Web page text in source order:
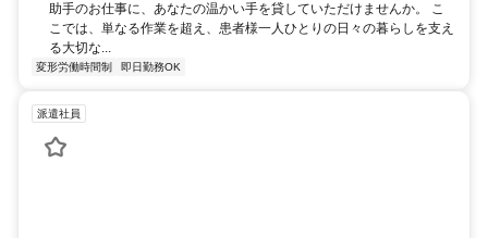
助手のお仕事に、あなたの温かい手を貸していただけませんか。 こ
こでは、単なる作業を超え、患者様一人ひとりの日々の暮らしを支え
る大切な...
変形労働時間制 即日勤務OK
派遣社員